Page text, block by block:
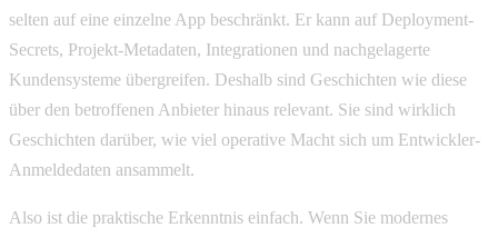
selten auf eine einzelne App beschränkt. Er kann auf Deployment-
Secrets, Projekt-Metadaten, Integrationen und nachgelagerte
Kundensysteme übergreifen. Deshalb sind Geschichten wie diese
über den betroffenen Anbieter hinaus relevant. Sie sind wirklich
Geschichten darüber, wie viel operative Macht sich um Entwickler-
Anmeldedaten ansammelt.
Also ist die praktische Erkenntnis einfach. Wenn Sie modernes